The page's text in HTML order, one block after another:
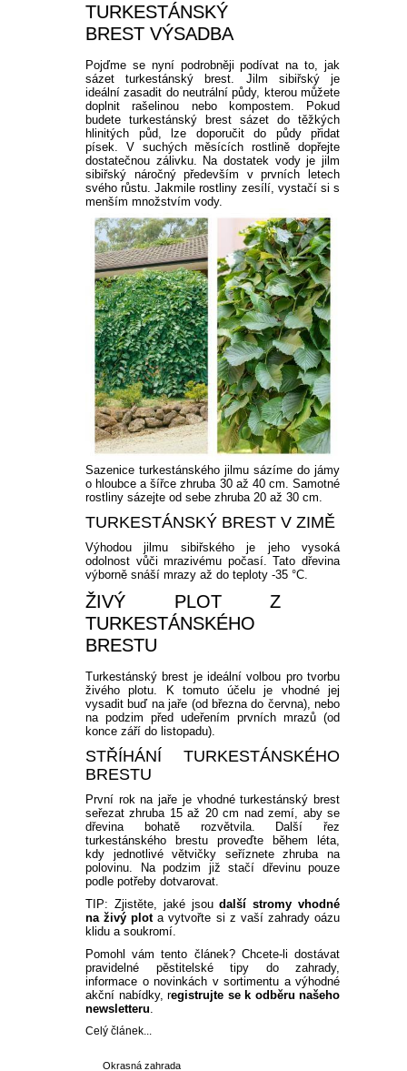
TURKESTÁNSKÝ
BREST VÝSADBA
Pojďme se nyní podrobněji podívat na to, jak
sázet turkestánský brest. Jilm sibiřský je
ideální zasadit do neutrální půdy, kterou můžete
doplnit rašelinou nebo kompostem. Pokud
budete turkestánský brest sázet do těžkých
hlinitých půd, lze doporučit do půdy přidat
písek. V suchých měsících rostlině dopřejte
dostatečnou zálivku. Na dostatek vody je jilm
sibiřský náročný především v prvních letech
svého růstu. Jakmile rostliny zesílí, vystačí si s
menším množstvím vody.
Sazenice turkestánského jilmu sázíme do jámy
o hloubce a šířce zhruba 30 až 40 cm. Samotné
rostliny sázejte od sebe zhruba 20 až 30 cm.
TURKESTÁNSKÝ BREST V ZIMĚ
Výhodou jilmu sibiřského je jeho vysoká
odolnost vůči mrazivému počasí. Tato dřevina
výborně snáší mrazy až do teploty -35 °C.
ŽIVÝ PLOT Z
TURKESTÁNSKÉHO
BRESTU
Turkestánský brest je ideální volbou pro tvorbu
živého plotu. K tomuto účelu je vhodné jej
vysadit buď na jaře (od března do června), nebo
na podzim před udeřením prvních mrazů (od
konce září do listopadu).
STŘÍHÁNÍ TURKESTÁNSKÉHO
BRESTU
První rok na jaře je vhodné turkestánský brest
seřezat zhruba 15 až 20 cm nad zemí, aby se
dřevina bohatě rozvětvila. Další řez
turkestánského brestu proveďte během léta,
kdy jednotlivé větvičky seříznete zhruba na
polovinu. Na podzim již stačí dřevinu pouze
podle potřeby dotvarovat.
TIP: Zjistěte, jaké jsoudalší stromy vhodné
na živý plota vytvořte si z vaší zahrady oázu
klidu a soukromí.
Pomohl vám tento článek? Chcete-li dostávat
pravidelné pěstitelské tipy do zahrady,
informace o novinkách v sortimentu a výhodné
akční nabídky, registrujte se k odběru našeho
newsletteru
Celý článek...
Okrasná zahrada